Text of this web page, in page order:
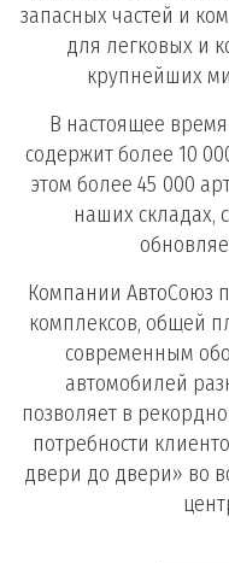
запасных частей и
для легковых и
крупнейших
В настоящее
содержит более 10
этом более 45 000
наших складах,
Компании АвтоСоюз
комплексов, общей
современным
автомобилей
позволяет в
потребности
двери до двери» во